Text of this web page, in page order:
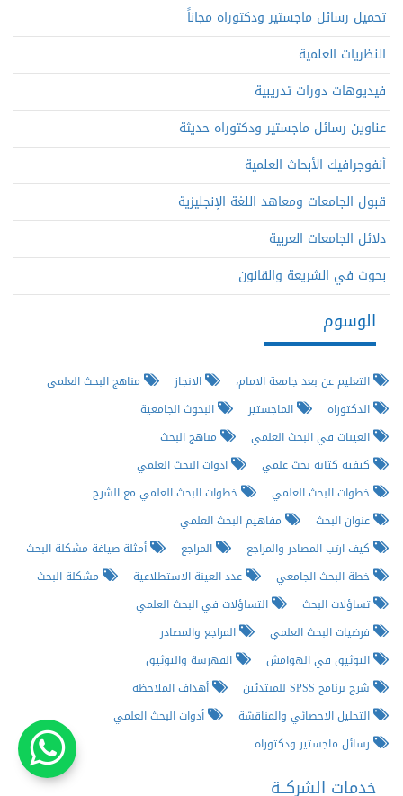
تحميل رسائل ماجستير ودكتوراه مجاناً
النظريات العلمية
فيديوهات دورات تدريبية
عناوين رسائل ماجستير ودكتوراه حديثة
أنفوجرافيك الأبحاث العلمية
قبول الجامعات ومعاهد اللغة الإنجليزية
دلائل الجامعات العربية
بحوث في الشريعة والقانون
الوسوم
التعليم عن بعد جامعة الامام، الانجاز
مناهج البحث العلمي
الدكتوراه
الماجستير
البحوث الجامعية
العينات في البحث العلمي
مناهج البحث
كيفية كتابة بحث علمي
ادوات البحث العلمي
خطوات البحث العلمي
خطوات البحث العلمي مع الشرح
عنوان البحث
مفاهيم البحث العلمي
كيف ارتب المصادر والمراجع
المراجع
أمثلة صياغة مشكلة البحث
خطة البحث الجامعي
عدد العينة الاستطلاعية
مشكلة البحث
تساؤلات البحث
التساؤلات في البحث العلمي
فرضيات البحث العلمي
المراجع والمصادر
التوثيق في الهوامش
الفهرسة والتوثيق
شرح برنامج SPSS للمبتدئين
أهداف الملاحظة
التحليل الاحصائي والمناقشة
أدوات البحث العلمي
رسائل ماجستير ودكتوراه
خدمات الشركــة